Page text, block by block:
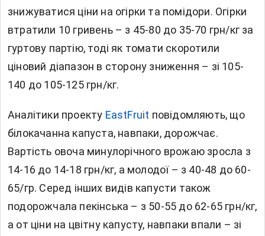
знижуватися ціни на огірки та помідори. Огірки
втратили 10 гривень – з 45-80 до 35-70 грн/кг за
гуртову партію, тоді як томати скоротили
ціновий діапазон в сторону зниження – зі 105-
140 до 105-125 грн/кг.
Аналітики проекту EastFruit повідомляють, що
білокачанна капуста, навпаки, дорожчає.
Вартість овоча минулорічного врожаю зросла з
14-16 до 14-18 грн/кг, а молодої – з 40-48 до 60-
65/гр. Серед інших видів капусти також
подорожчала пекінська – з 50-55 до 62-65 грн/кг,
а от ціни на цвітну капусту, навпаки впали – зі